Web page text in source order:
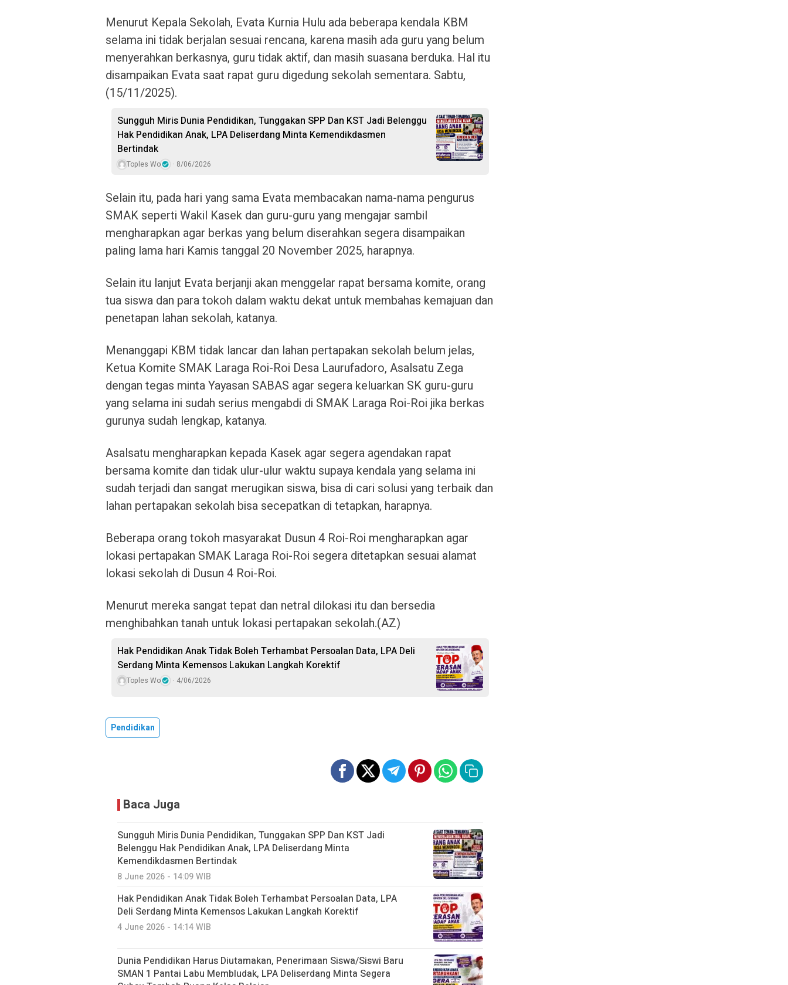
Menurut Kepala Sekolah, Evata Kurnia Hulu ada beberapa kendala KBM
selama ini tidak berjalan sesuai rencana, karena masih ada guru yang belum
menyerahkan berkasnya, guru tidak aktif, dan masih suasana berduka. Hal itu
disampaikan Evata saat rapat guru digedung sekolah sementara. Sabtu,
(15/11/2025).
Sungguh Miris Dunia Pendidikan, Tunggakan SPP Dan KST Jadi Belenggu
Hak Pendidikan Anak, LPA Deliserdang Minta Kemendikdasmen
Bertindak
Toples Wo 8/06/2026
Selain itu, pada hari yang sama Evata membacakan nama-nama pengurus
SMAK seperti Wakil Kasek dan guru-guru yang mengajar sambil
mengharapkan agar berkas yang belum diserahkan segera disampaikan
paling lama hari Kamis tanggal 20 November 2025, harapnya.
Selain itu lanjut Evata berjanji akan menggelar rapat bersama komite, orang
tua siswa dan para tokoh dalam waktu dekat untuk membahas kemajuan dan
penetapan lahan sekolah, katanya.
Menanggapi KBM tidak lancar dan lahan pertapakan sekolah belum jelas,
Ketua Komite SMAK Laraga Roi-Roi Desa Laurufadoro, Asalsatu Zega
dengan tegas minta Yayasan SABAS agar segera keluarkan SK guru-guru
yang selama ini sudah serius mengabdi di SMAK Laraga Roi-Roi jika berkas
gurunya sudah lengkap, katanya.
Asalsatu mengharapkan kepada Kasek agar segera agendakan rapat
bersama komite dan tidak ulur-ulur waktu supaya kendala yang selama ini
sudah terjadi dan sangat merugikan siswa, bisa di cari solusi yang terbaik dan
lahan pertapakan sekolah bisa secepatkan di tetapkan, harapnya.
Beberapa orang tokoh masyarakat Dusun 4 Roi-Roi mengharapkan agar
lokasi pertapakan SMAK Laraga Roi-Roi segera ditetapkan sesuai alamat
lokasi sekolah di Dusun 4 Roi-Roi.
Menurut mereka sangat tepat dan netral dilokasi itu dan bersedia
menghibahkan tanah untuk lokasi pertapakan sekolah.(AZ)
Hak Pendidikan Anak Tidak Boleh Terhambat Persoalan Data, LPA Deli
Serdang Minta Kemensos Lakukan Langkah Korektif
Toples Wo 4/06/2026
Pendidikan
Baca Juga
Sungguh Miris Dunia Pendidikan, Tunggakan SPP Dan KST Jadi
Belenggu Hak Pendidikan Anak, LPA Deliserdang Minta
Kemendikdasmen Bertindak
8 June 2026 - 14:09 WIB
Hak Pendidikan Anak Tidak Boleh Terhambat Persoalan Data, LPA
Deli Serdang Minta Kemensos Lakukan Langkah Korektif
4 June 2026 - 14:14 WIB
Dunia Pendidikan Harus Diutamakan, Penerimaan Siswa/Siswi Baru
SMAN 1 Pantai Labu Membludak, LPA Deliserdang Minta Segera